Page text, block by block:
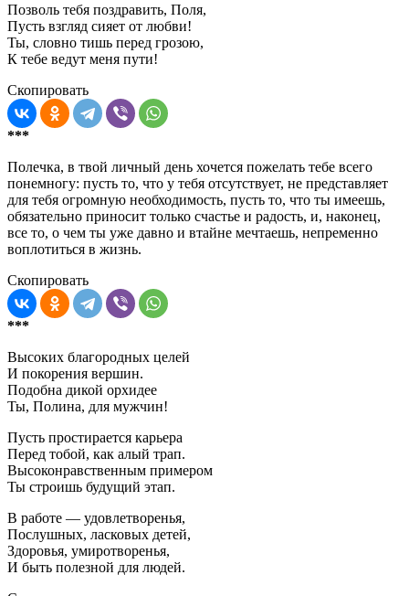
Позволь тебя поздравить, Поля,
Пусть взгляд сияет от любви!
Ты, словно тишь перед грозою,
К тебе ведут меня пути!
Скопировать
***
Полечка, в твой личный день хочется пожелать тебе всего
понемногу: пусть то, что у тебя отсутствует, не представляет
для тебя огромную необходимость, пусть то, что ты имеешь,
обязательно приносит только счастье и радость, и, наконец,
все то, о чем ты уже давно и втайне мечтаешь, непременно
воплотиться в жизнь.
Скопировать
***
Высоких благородных целей
И покорения вершин.
Подобна дикой орхидее
Ты, Полина, для мужчин!
Пусть простирается карьера
Перед тобой, как алый трап.
Высоконравственным примером
Ты строишь будущий этап.
В работе — удовлетворенья,
Послушных, ласковых детей,
Здоровья, умиротворенья,
И быть полезной для людей.